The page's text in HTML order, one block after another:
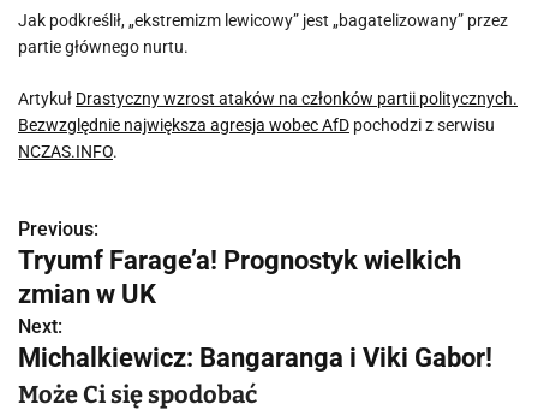
Jak podkreślił, „ekstremizm lewicowy” jest „bagatelizowany” przez
partie głównego nurtu.
Artykuł Drastyczny wzrost ataków na członków partii politycznych.
Bezwzględnie największa agresja wobec AfD pochodzi z serwisu
NCZAS.INFO.
N
a
w
i
Previous:
Tryumf Farage’a! Prognostyk wielkich
zmian w UK
Next:
Michalkiewicz: Bangaranga i Viki Gabor!
Może Ci się spodobać